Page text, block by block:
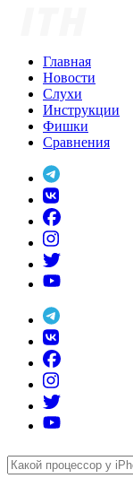
Главная
Новости
Слухи
Инструкции
Фишки
Сравнения